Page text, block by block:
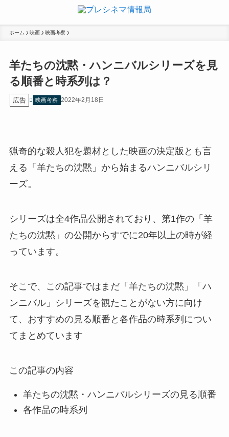
ホーム 映画 映画考察
羊たちの沈黙・ハンニバルシリーズを見
る順番と時系列は？
広告 映画考察 2022年2月18日
猟奇的な殺人犯を題材とした映画の決定版とも言
える「羊たちの沈黙」から始まるハンニバルシリ
ーズ。
シリーズは全4作品公開されており、第1作の「羊
たちの沈黙」の公開からすでに20年以上の時が経
っています。
そこで、この記事ではまだ「羊たちの沈黙」「ハ
ンニバル」シリーズを観たことがない方に向け
て、おすすめの見る順番と各作品の時系列につい
てまとめています
この記事の内容
羊たちの沈黙・ハンニバルシリーズの見る順番
各作品の時系列